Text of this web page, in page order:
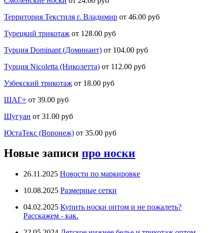
Территория Текстиля г. Владимир от 46.00 руб
Турецкий трикотаж от 128.00 руб
Турция Dominant (Доминант) от 104.00 руб
Турция Nicoletta (Николетта) от 112.00 руб
Узбекский трикотаж от 18.00 руб
ШАГ+ от 39.00 руб
Шугуан от 31.00 руб
ЮстаТекс (Воронеж) от 35.00 руб
Новые записи про носки
26.11.2025 Новости по маркировке
10.08.2025 Размерные сетки
04.02.2025 Купить носки оптом и не пожалеть?
Расскажем - как.